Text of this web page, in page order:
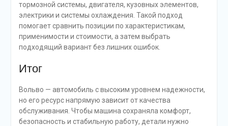
тормозной системы, двигателя, кузовных элементов,
электрики и системы охлаждения. Такой подход
помогает сравнить позиции по характеристикам,
применимости и стоимости, а затем выбрать
подходящий вариант без лишних ошибок.
Итог
Вольво — автомобиль с высоким уровнем надежности,
но его ресурс напрямую зависит от качества
обслуживания. Чтобы машина сохраняла комфорт,
безопасность и стабильную работу, детали нужно